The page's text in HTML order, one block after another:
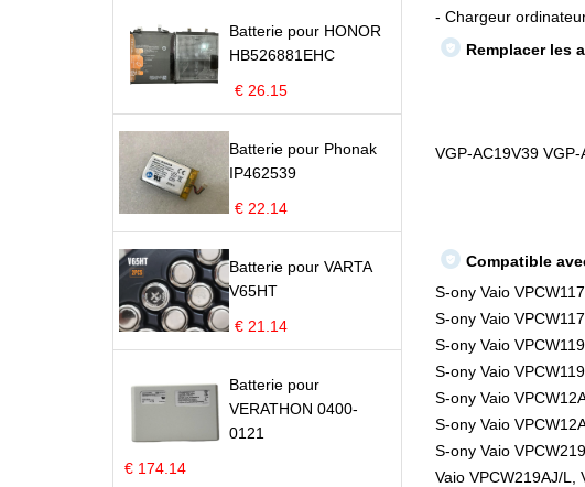
Batterie pour HONOR
HB526881EHC
€ 26.15
Batterie pour Phonak
IP462539
€ 22.14
Batterie pour VARTA
V65HT
€ 21.14
Batterie pour
VERATHON 0400-
0121
€ 174.14
- Chargeur
Remplacer les
VGP-AC19V39 VGP-
Compatible
S-ony Vaio
S-ony Vaio
S-ony Vaio
S-ony Vaio
S-ony Vaio
S-ony Vaio
S-ony Vaio
Vaio VPCW219AJ/L,